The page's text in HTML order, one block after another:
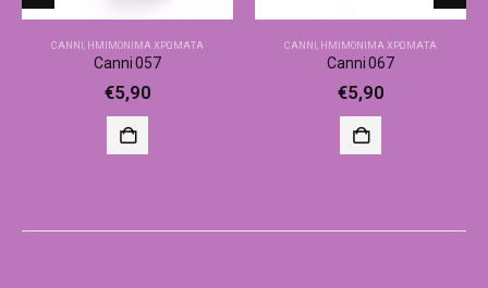
CANNI ΗΜΙΜΌΝΙΜΑ ΧΡΏΜΑΤΑ
Canni 057
€5,90
CANNI ΗΜΙΜΌΝΙΜΑ ΧΡΏΜΑΤΑ
Canni 067
€5,90